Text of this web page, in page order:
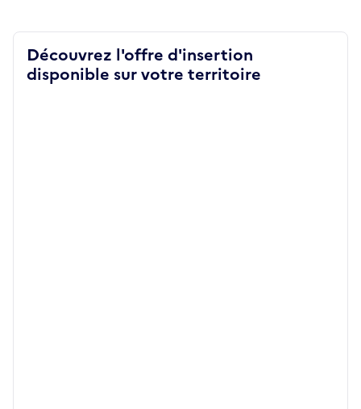
Découvrez l'offre d'insertion
disponible sur votre territoire